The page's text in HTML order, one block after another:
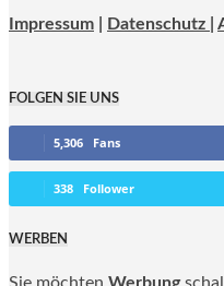
Impressum Datenschutz |
FOLGEN SIE UNS
5,306 Fans
338 Follower
WERBEN